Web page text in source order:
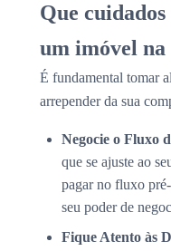
Que
um imóvel na
É fundamental tomar
arrepender da sua
Negocie o Fluxo
que se ajuste ao
pagar no fluxo
seu poder de
Fique Atento às